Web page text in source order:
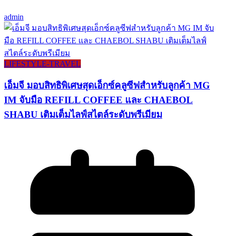
admin
LIFESTYLE​-TRAVEL​
เอ็มจี มอบสิทธิพิเศษสุดเอ็กซ์คลูซีฟสำหรับลูกค้า MG
IM จับมือ REFILL COFFEE และ CHAEBOL
SHABU เติมเต็มไลฟ์สไตล์ระดับพรีเมียม